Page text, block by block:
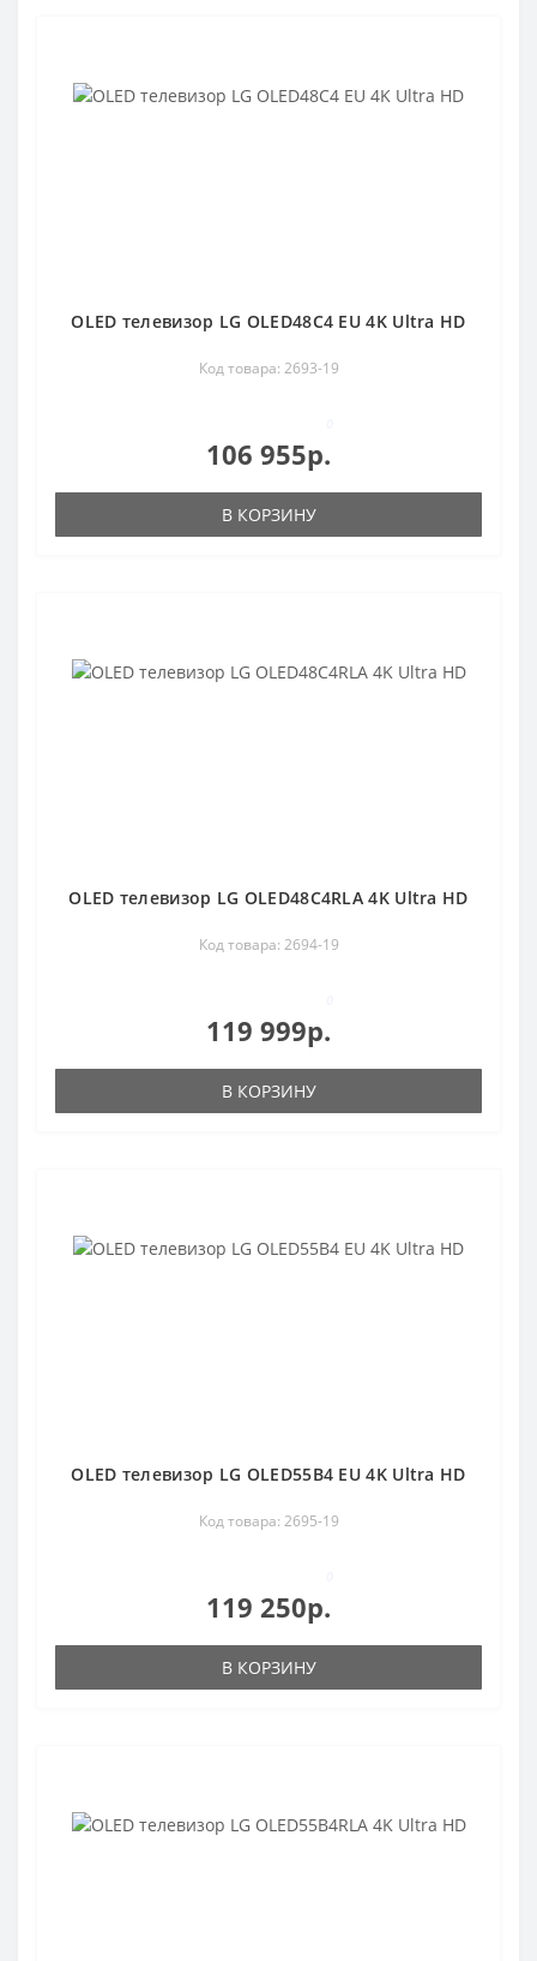
OLED телевизор LG OLED48C4 EU 4K Ultra HD
Код товара: 2693-19
106 955р.
В КОРЗИНУ
OLED телевизор LG OLED48C4RLA 4K Ultra HD
Код товара: 2694-19
119 999р.
В КОРЗИНУ
OLED телевизор LG OLED55B4 EU 4K Ultra HD
Код товара: 2695-19
119 250р.
В КОРЗИНУ